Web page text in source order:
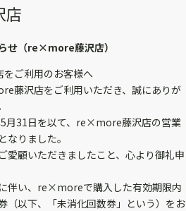
店
せ（re×more藤沢店）
ご利用のお客様へ
藤沢店をご利用いただき、誠にありが
月31日を以て、re×more藤沢店の営業
なりました。
愛顧いただきましたこと、心より御礼申
伴い、re×moreで購入した有効期限内
（以下、「未消化回数券」という）をお